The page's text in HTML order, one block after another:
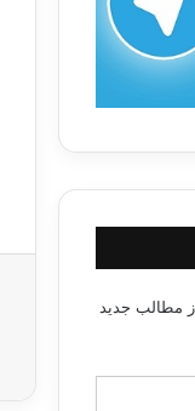
مطالب جدید